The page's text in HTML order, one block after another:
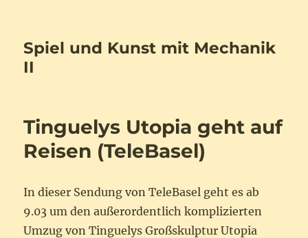
Spiel und Kunst mit Mechanik
II
Tinguelys Utopia geht auf
Reisen (TeleBasel)
In dieser Sendung von TeleBasel geht es ab
9.03 um den außerordentlich komplizierten
Umzug von Tinguelys Großskulptur Utopia